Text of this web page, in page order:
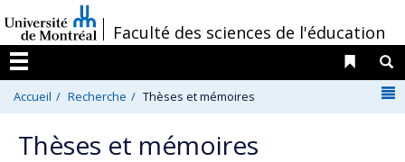
au
contenu
/Faculté des sciences de l'éducation
Menu
Liens
Accueil Recherche Thèses et mémoires
Thèses et mémoires